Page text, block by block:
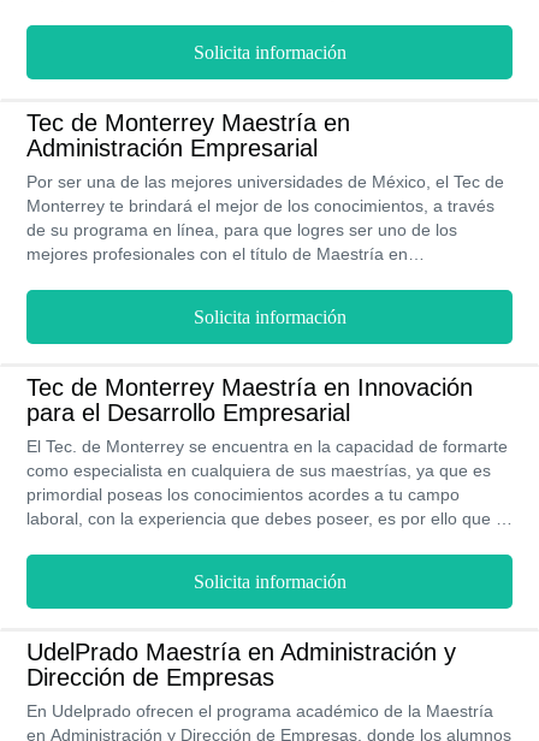
ecológico. Es impartida de forma presencial durante 4
semestres en la sede del IPN ubicada en Miguel Hidalgo
(CDMX). Un profesional de esta índole, puede llegar a ganar
más del doble que un Licenciado en Administración, esto
puede ser de $ 17,410 MXN al mes.
Solicita información
Tec de Monterrey Maestría en
Administración Empresarial
Por ser una de las mejores universidades de México, el Tec de
Monterrey te brindará el mejor de los conocimientos, a través
de su programa en línea, para que logres ser uno de los
mejores profesionales con el título de Maestría en
consiguiendo ofertas de trabajos en cualquier parte del mundo.
Solicita información
Tec de Monterrey Maestría en Innovación
para el Desarrollo Empresarial
El Tec. de Monterrey se encuentra en la capacidad de formarte
como especialista en cualquiera de sus maestrías, ya que es
primordial poseas los conocimientos acordes a tu campo
laboral, con la experiencia que debes poseer, es por ello que la
creatividad donde generes la innovación para el campo
industrial, poniendo así de manifiesto lo adquirido.
Solicita información
UdelPrado Maestría en Administración y
Dirección de Empresas
En Udelprado ofrecen el programa académico de la Maestría
en Administración y Dirección de Empresas, donde los alumnos